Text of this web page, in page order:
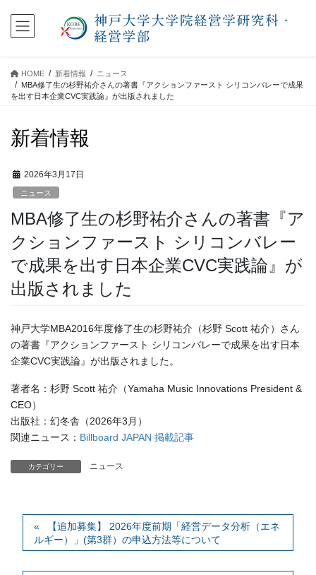
HOME 新着情報
ニュース
MBA修了生の杉野祐介さんの著書『アクションファースト シリコンバレーで成果
を出す日本企業CVC実践論』が出版されました
新着情報
2026年3月17日
ニュース
MBA修了生の杉野祐介さんの著書『ア
クションファースト シリコンバレー
で成果を出す日本企業CVC実践論』が
出版されました
神戸大学MBA2016年度修了生の杉野祐介（杉野 Scott 祐介）さん
の著書『アクションファースト シリコンバレーで成果を出す日本
企業CVC実践論』が出版されました。
著者名：杉野 Scott 祐介（Yamaha Music Innovations President &
CEO）
出版社：幻冬舎（2026年3月）
関連ニュース： Billboard JAPAN 掲載記事
カテゴリー ニュース
【追加募集】 2026年度前期「経営データ分析（エネ
ルギー）」(第3群）の申込方法等について